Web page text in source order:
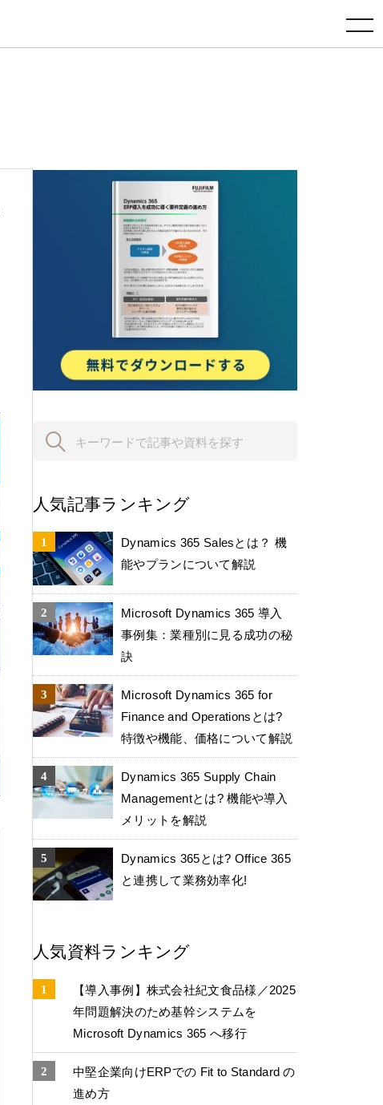
toggle navigation
人気記事ランキング
Dynamics 365 Salesとは？ 機
能やプランについて解説
Microsoft Dynamics 365 導入
事例集：業種別に見る成功の秘
訣
Microsoft Dynamics 365 for
Finance and Operationsとは?
特徴や機能、価格について解説
Dynamics 365 Supply Chain
Managementとは? 機能や導入
メリットを解説
Dynamics 365とは? Office 365
と連携して業務効率化!
人気資料ランキング
【導入事例】株式会社紀文食品様／2025
年問題解決のため基幹システムを
Microsoft Dynamics 365 へ移行
中堅企業向けERPでの Fit to Standard の
進め方